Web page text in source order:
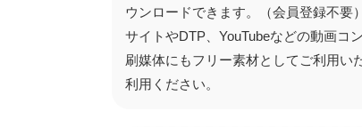
ウンロードできます。（会員登録不要
サイトやDTP、YouTubeなどの動画コ
刷媒体にもフリー素材としてご利用い
利用ください。